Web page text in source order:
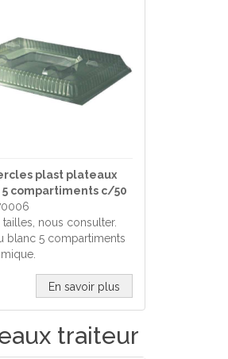
plast plateaux
5 compartiments c/50
tailles, nous consulter.
blanc 5 compartiments
En savoir plus
traiteur